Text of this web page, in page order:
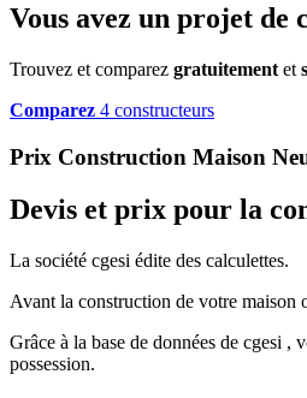
Vous avez un projet de
Trouvez et comparez gratuitement et
Comparez 4 constructeurs
Prix Construction Maison
Devis et prix pour la
La société cgesi édite des calculettes.
Avant la construction de votre maison
Grâce à la base de données de cgesi
possession.